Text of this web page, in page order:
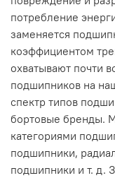
потребление
заменяется
коэффициентом
охватывают почти
подшипников на
спектр типов
бортовые бренды.
категориями
подшипники,
подшипники и т. д.